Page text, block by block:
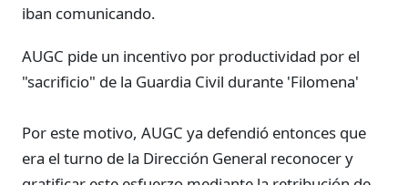
iban comunicando.
AUGC pide un incentivo por productividad por el
"sacrificio" de la Guardia Civil durante 'Filomena'
Por este motivo, AUGC ya defendió entonces que
era el turno de la Dirección General reconocer y